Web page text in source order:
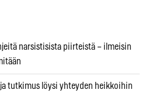
narsistisista piirteistä – ilmeisin
tutkimus löysi yhteyden heikkoihin